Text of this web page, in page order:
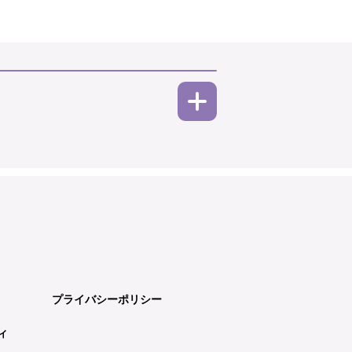
プライバシーポリシー